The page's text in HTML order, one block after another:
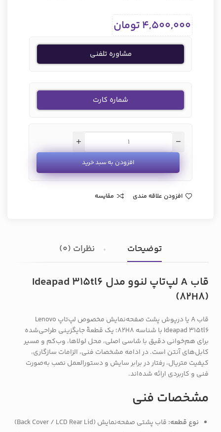
4,500,000تومان
مشاوره تلفنی
شماره کارت
افزودن به سبد خرید
افزودن علاقه مندی مقایسه
توضیحات نظرات (0)
قاب A لپ‌تاپ لنوو مدل Ideapad 315tl6
(82H8)
قاب A یا درپوش پشت صفحه‌نمایش مخصوص لپ‌تاپ Lenovo
Ideapad 315tl6 با شناسه 82H8؛ یک قطعهٔ جایگزینی طراحی‌شده
برای هم‌خوانی دقیق با شاسی اصلی، محل لولاها، وب‌کم و مسیر
کابل‌های آنتن است. در ادامه مشخصات فنی، الزامات سازگاری،
کیفیت متریال، رفتار در برابر سایش و دستورالعمل نصب به‌صورت
فنی و کاربردی ارائه شده‌اند.
مشخصات فنی
نوع قطعه: قاب پشتی صفحه‌نمایش (Back Cover / LCD Rear Lid)